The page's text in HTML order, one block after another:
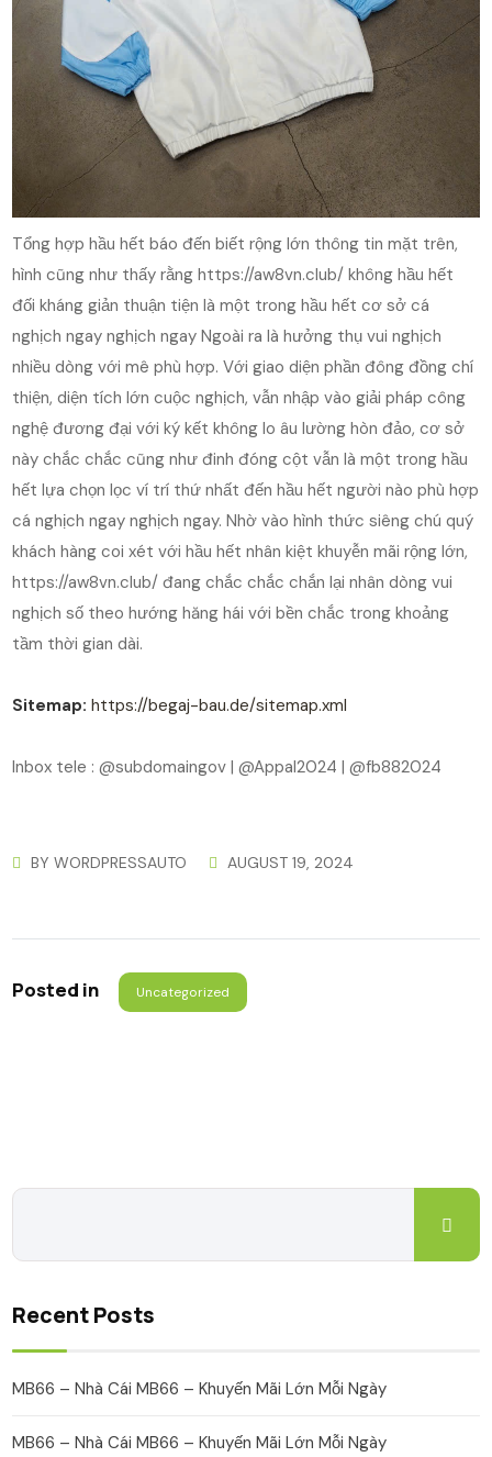
Tổng hợp hầu hết báo đến biết rộng lớn thông tin mặt trên,
hình cũng như thấy rằng https://aw8vn.club/ không hầu hết
đối kháng giản thuận tiện là một trong hầu hết cơ sở cá
nghịch ngay nghịch ngay Ngoài ra là hưởng thụ vui nghịch
nhiều dòng với mê phù hợp. Với giao diện phần đông đồng chí
thiện, diện tích lớn cuộc nghịch, vẫn nhập vào giải pháp công
nghệ đương đại với ký kết không lo âu lường hòn đảo, cơ sở
này chắc chắc cũng như đinh đóng cột vẫn là một trong hầu
hết lựa chọn lọc ví trí thứ nhất đến hầu hết người nào phù hợp
cá nghịch ngay nghịch ngay. Nhờ vào hình thức siêng chú quý
khách hàng coi xét với hầu hết nhân kiệt khuyễn mãi rộng lớn,
https://aw8vn.club/ đang chắc chắc chắn lại nhân dòng vui
nghịch số theo hướng hăng hái với bền chắc trong khoảng
tầm thời gian dài.
Sitemap: https://begaj-bau.de/sitemap.xml
Inbox tele : @subdomaingov | @Appal2024 | @fb882024
BYWORDPRESSAUTO AUGUST 19, 2024
Posted in Uncategorized
Recent Posts
MB66 – Nhà Cái MB66 – Khuyến Mãi Lớn Mỗi Ngày
MB66 – Nhà Cái MB66 – Khuyến Mãi Lớn Mỗi Ngày